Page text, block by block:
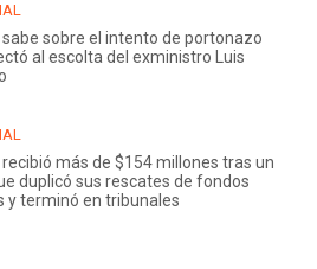
sabe sobre el intento de portonazo
al escolta del exministro Luis
más de $154 millones tras un
duplicó sus rescates de fondos
y terminó en tribunales